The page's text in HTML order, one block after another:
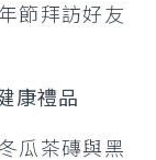
節拜訪好友
康禮品
瓜茶磚與黑